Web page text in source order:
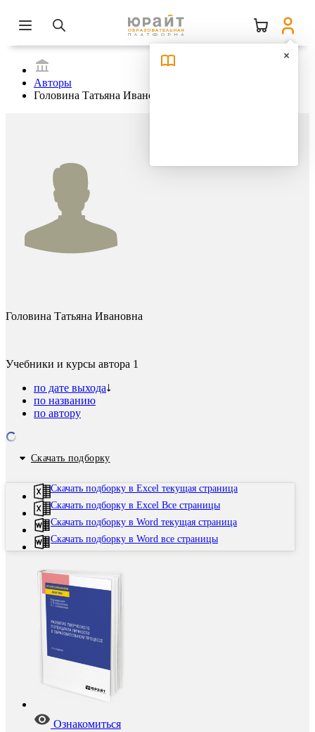
Авторы
Головина Татьяна Ивановна
Головина Татьяна Ивановна
Учебники и курсы автора 1
по дате выхода
по названию
по автору
Скачать подборку
Скачать подборку в Excel текущая страница
Скачать подборку в Excel Все страницы
Скачать подборку в Word текущая страница
Скачать подборку в Word все страницы
Ознакомиться